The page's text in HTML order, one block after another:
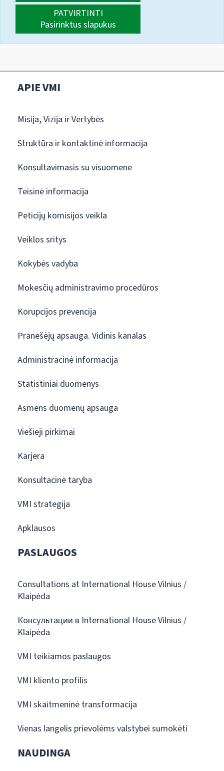
PATVIRTINTI
Pasirinktus slapukus
APIE VMI
Misija, Vizija ir Vertybės
Struktūra ir kontaktinė informacija
Konsultavimasis su visuomene
Teisinė informacija
Peticijų komisijos veikla
Veiklos sritys
Kokybės vadyba
Mokesčių administravimo procedūros
Korupcijos prevencija
Pranešėjų apsauga. Vidinis kanalas
Administracinė informacija
Statistiniai duomenys
Asmens duomenų apsauga
Viešieji pirkimai
Karjera
Konsultacinė taryba
VMI strategija
Apklausos
PASLAUGOS
Consultations at International House Vilnius /
Klaipėda
Консультации в International House Vilnius /
Klaipėda
VMI teikiamos paslaugos
VMI kliento profilis
VMI skaitmeninė transformacija
Vienas langelis prievolėms valstybei sumokėti
NAUDINGA